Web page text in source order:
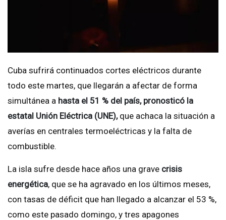
Cuba sufrirá continuados cortes eléctricos durante
todo este martes, que llegarán a afectar de forma
simultánea a hasta el 51 % del país, pronosticó la
estatal Unión Eléctrica (UNE),que achaca la situación a
averías en centrales termoeléctricas y la falta de
combustible.
La isla sufre desde hace años una grave crisis
energética, que se ha agravado en los últimos meses,
con tasas de déficit que han llegado a alcanzar el 53 %,
como este pasado domingo, y tres apagones